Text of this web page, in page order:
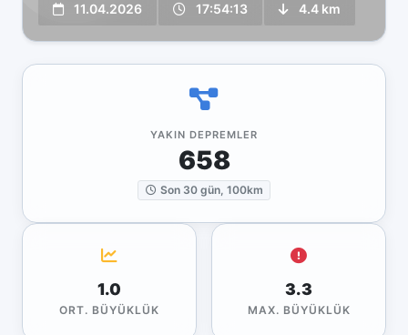
11.04.2026 17:54:13 4.4 km
YAKIN DEPREMLER
658
Son 30 gün, 100km
1.0
ORT. BÜYÜKLÜK
3.3
MAX. BÜYÜKLÜK